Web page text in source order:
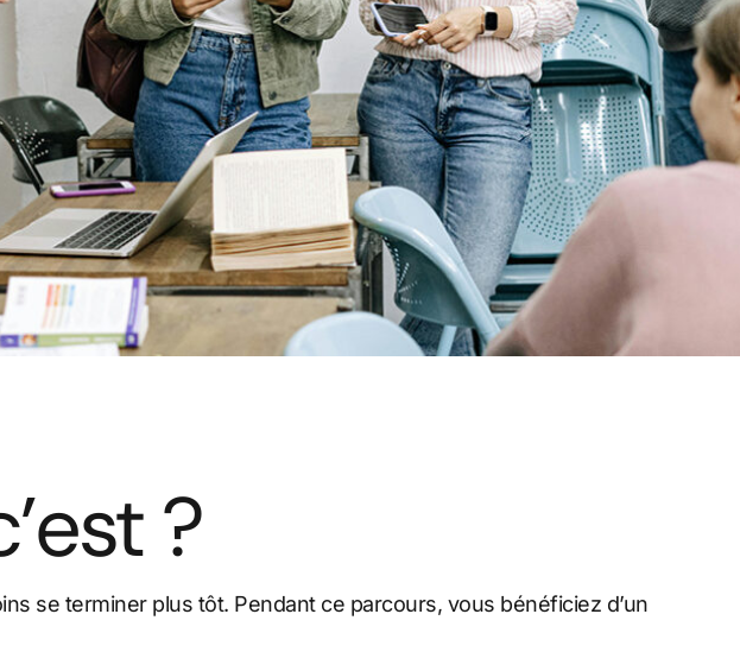
?
se terminer plus tôt. Pendant ce parcours, vous bénéficiez d’un